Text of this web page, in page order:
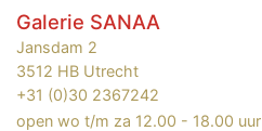
Galerie SANAA
Jansdam 2
3512 HB Utrecht
+31 (0)30 2367242
open wo t/m za 12.00 - 18.00 uur